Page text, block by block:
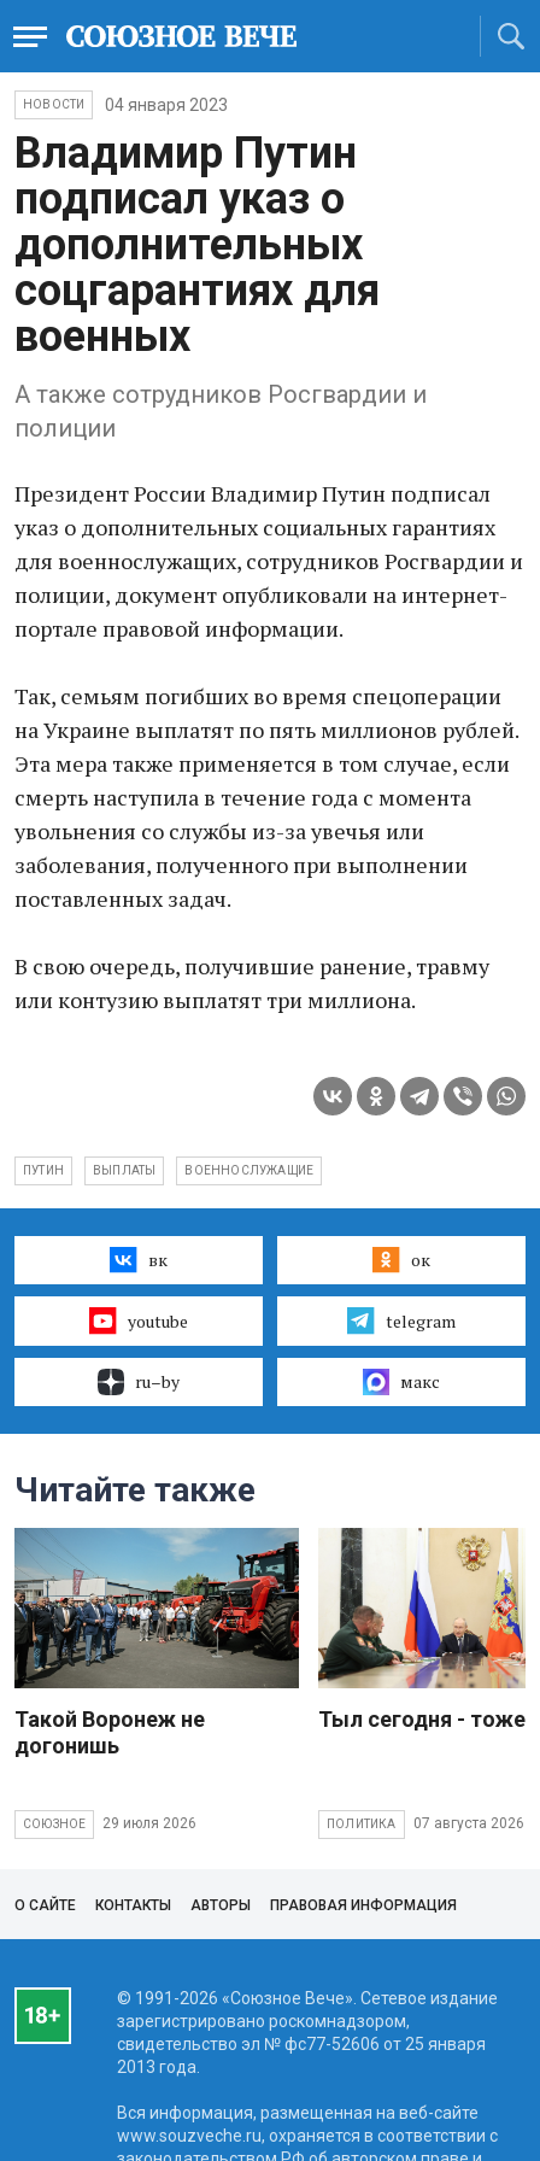
НОВОСТИ 04 января 2023
Владимир Путин
подписал указ о
дополнительных
соцгарантиях для
военных
А также сотрудников Росгвардии и
полиции
Президент России Владимир Путин подписал
указ о дополнительных социальных гарантиях
для военнослужащих, сотрудников Росгвардии и
полиции, документ опубликовали на интернет-
портале правовой информации.
Так, семьям погибших во время спецоперации
на Украине выплатят по пять миллионов рублей.
Эта мера также применяется в том случае, если
смерть наступила в течение года с момента
увольнения со службы из-за увечья или
заболевания, полученного при выполнении
поставленных задач.
В свою очередь, получившие ранение, травму
или контузию выплатят три миллиона.
ПУТИН ВЫПЛАТЫ ВОЕННОСЛУЖАЩИЕ
вк ок
youtube telegram
ru–by макс
Читайте также
Такой Воронеж не
догонишь
СОЮЗНОЕ 29 июля 2026
Тыл сегодня - тоже
ПОЛИТИКА 07 августа 2026
О САЙТЕ КОНТАКТЫ АВТОРЫ ПРАВОВАЯ ИНФОРМАЦИЯ
© 1991-2026 «Союзное Вече». Сетевое издание
зарегистрировано роскомнадзором,
свидетельство эл № фc77-52606 от 25 января
2013 года.
Вся информация, размещенная на веб-сайте
www.souzveche.ru, охраняется в соответствии с